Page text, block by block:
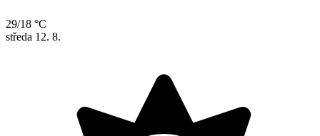
29/18 °C
středa 12. 8.